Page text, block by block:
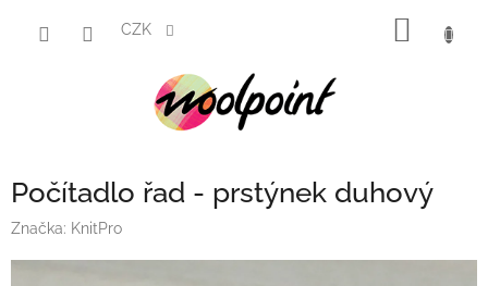
CZK
Počítadlo řad - prstýnek duhový
Značka: KnitPro